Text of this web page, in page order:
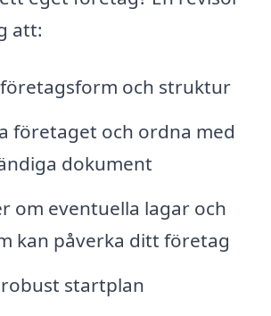
att:
och struktur
företaget och ordna med
dokument
om eventuella lagar och
kan påverka ditt företag
robust startplan